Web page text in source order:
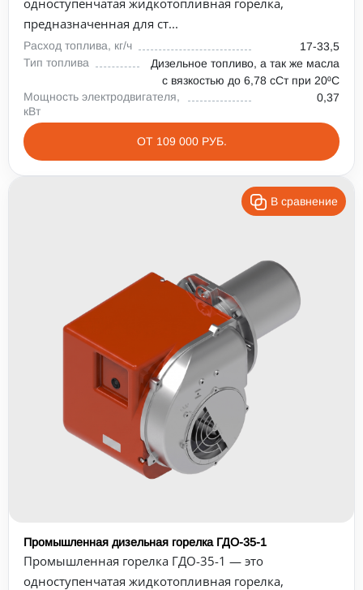
одноступенчатая жидкотопливная горелка,
предназначенная для ст...
Расход топлива, кг/ч
17-33,5
Тип топлива
Дизельное топливо, а так же масла
с вязкостью до 6,78 сСт при 20⁰С
Мощность электродвигателя,
кВт
0,37
ОТ 109 000 РУБ.
В сравнение
Промышленная дизельная горелка ГДО-35-1
Промышленная горелка ГДО-35-1 — это
одноступенчатая жидкотопливная горелка,